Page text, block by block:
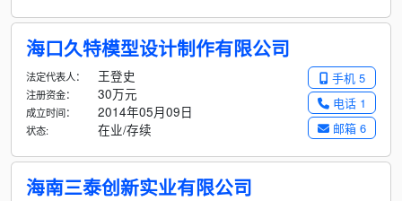
海口久特模型设计制作有限公司
手机 5
电话 1
邮箱 6
法定代表人： 王登史
注册资金： 30万元
成立时间： 2014年05月09日
状态: 在业/存续
海南三泰创新实业有限公司